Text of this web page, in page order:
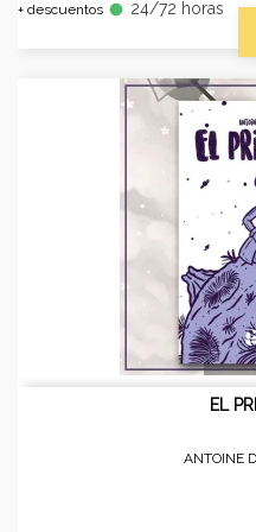
+ descuentos fiber_manual_record 24/72 horas
EL
ANTOINE